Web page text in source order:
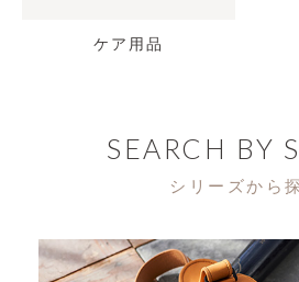
ケア用品
SEARCH BY
シリーズから